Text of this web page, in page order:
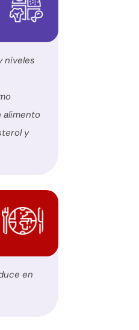
niveles
alimento
y
en